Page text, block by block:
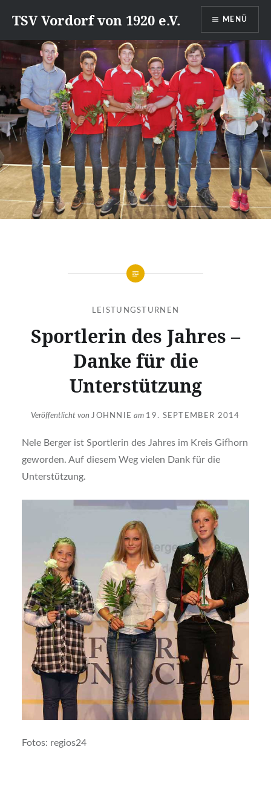
zumTSV Vordorf von 1920 e.V. MENÜ
LEISTUNGSTURNEN
Sportlerin des Jahres –
Danke für die
Unterstützung
Veröffentlicht vonJOHNNIE am 19. SEPTEMBER 2014
Nele Berger ist Sportlerin des Jahres im Kreis Gifhorn
geworden. Auf diesem Weg vielen Dank für die
Unterstützung.
Fotos: regios24